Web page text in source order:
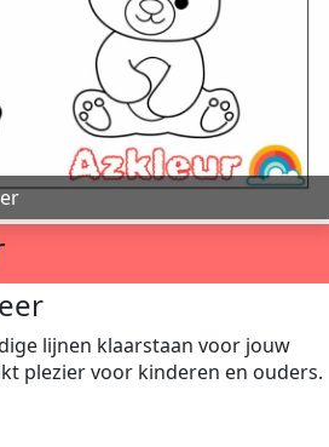
lijnen klaarstaan voor jouw
plezier voor kinderen en ouders.